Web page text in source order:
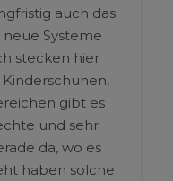
auch das
Systeme
stecken hier
gibt es
und sehr
da, wo es
haben solche